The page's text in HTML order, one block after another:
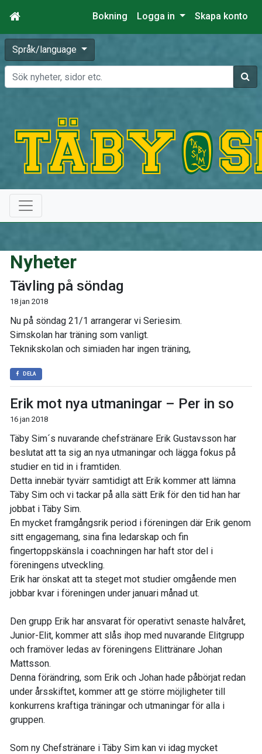
Bokning Logga in Skapa konto
Språk/language
Sök
Nyheter
Tävling på söndag
18 jan 2018
Nu på söndag 21/1 arrangerar vi Seriesim.
Simskolan har träning som vanligt.
Teknikskolan och simiaden har ingen träning,
DELA
Erik mot nya utmaningar – Per in so
16 jan 2018
Täby Sim´s nuvarande chefstränare Erik Gustavsson har
beslutat att ta sig an nya utmaningar och lägga fokus på
studier en tid in i framtiden.
Detta innebär tyvärr samtidigt att Erik kommer att lämna
Täby Sim och vi tackar på alla sätt Erik för den tid han har
jobbat i Täby Sim.
En mycket framgångsrik period i föreningen där Erik genom
sitt engagemang, sina fina ledarskap och fin
fingertoppskänsla i coachningen har haft stor del i
föreningens utveckling.
Erik har önskat att ta steget mot studier omgående men
jobbar kvar i föreningen under januari månad ut.
Den grupp Erik har ansvarat för operativt senaste halvåret,
Junior-Elit, kommer att slås ihop med nuvarande Elitgrupp
och framöver ledas av föreningens Elittränare Johan
Mattsson.
Denna förändring, som Erik och Johan hade påbörjat redan
under årsskiftet, kommer att ge större möjligheter till
konkurrens kraftiga träningar och utmaningar för alla i
gruppen.
Som ny Chefstränare i Täby Sim kan vi idag mycket